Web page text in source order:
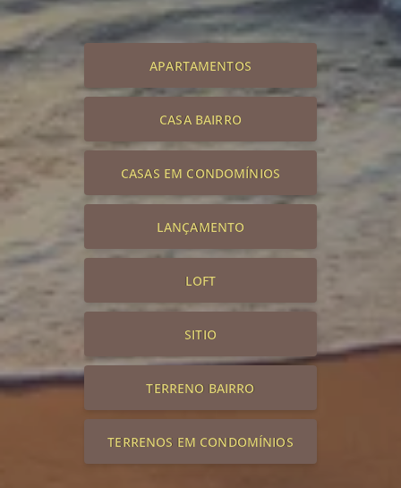
APARTAMENTOS
CASA BAIRRO
CASAS EM CONDOMÍNIOS
LANÇAMENTO
LOFT
SITIO
TERRENO BAIRRO
TERRENOS EM CONDOMÍNIOS